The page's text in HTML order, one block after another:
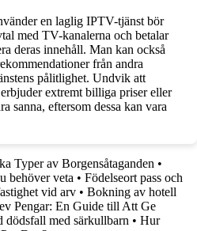
en laglig IPTV-tjänst bör
med TV-kanalerna och betalar
deras innehåll. Man kan också
från andra
pålitlighet. Undvik att
extremt billiga priser eller
sanna, eftersom dessa kan vara
Typer av Borgensåtaganden •
behöver veta • Födelseort pass och
vid arv • Bokning av hotell
Pengar: En Guide till Att Ge
dödsfall med särkullbarn • Hur